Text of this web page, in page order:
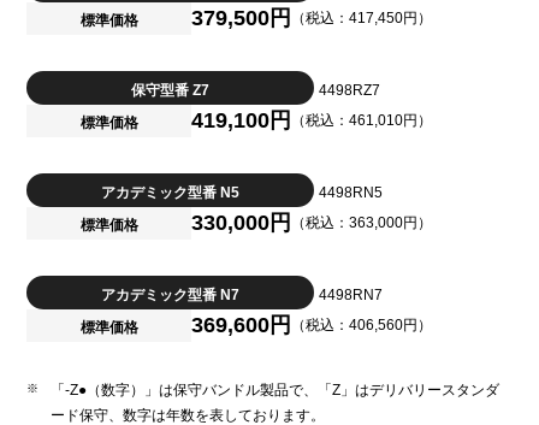
標準価格
379,500円 （税込：417,450円）
保守型番 Z7
4498RZ7
標準価格
419,100円 （税込：461,010円）
アカデミック型番 N5
4498RN5
標準価格
330,000円 （税込：363,000円）
アカデミック型番 N7
4498RN7
標準価格
369,600円 （税込：406,560円）
「-Z●（数字）」は保守バンドル製品で、「Z」はデリバリースタンダ
ード保守、数字は年数を表しております。